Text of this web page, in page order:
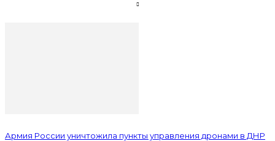
Армия России уничтожила пункты управления дронами в ДНР